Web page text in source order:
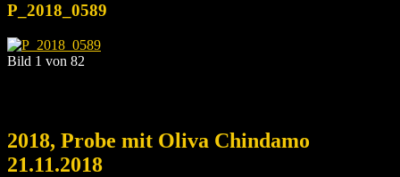
P_2018_0589
Bild 1 von 82
2018, Probe mit Oliva Chindamo
21.11.2018